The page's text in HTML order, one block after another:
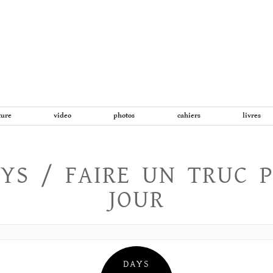
video photos cahiers livres
/ FAIRE UN TRUC
JOUR
DAYS